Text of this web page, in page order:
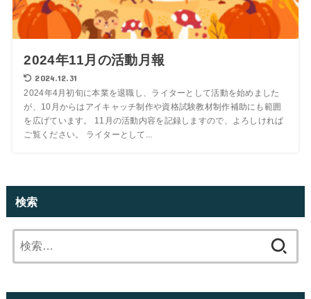
2024年11月の活動月報
2024.12.31
2024年4月初旬に本業を退職し、ライターとして活動を始めました
が、10月からはアイキャッチ制作や資格試験教材制作補助にも範囲
を広げています。 11月の活動内容を記録しますので、よろしければ
ご覧ください。 ライターとして...
検索
索: